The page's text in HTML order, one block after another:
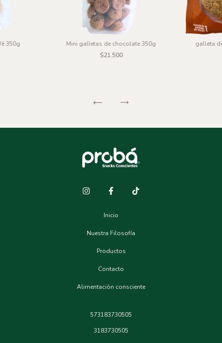
350g
Mini galletas de chocolate 350g
$21.500
galleta
Inicio
Nuestra Filosofía
Productos
Contacto
Alimentación consciente
573183730505
3183730505